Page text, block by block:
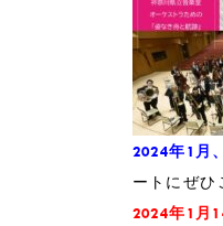
2024年1月
ートにぜひ
2024年1月